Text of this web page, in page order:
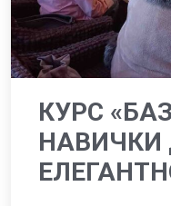
КУРС
НАВИЧКИ